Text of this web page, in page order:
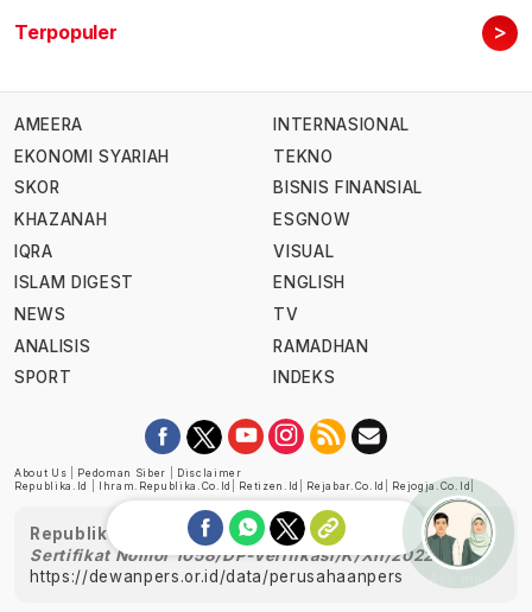
Terpopuler >
AMEERA
EKONOMI SYARIAH
SKOR
KHAZANAH
IQRA
ISLAM DIGEST
NEWS
ANALISIS
SPORT
INTERNASIONAL
TEKNO
BISNIS FINANSIAL
ESGNOW
VISUAL
ENGLISH
TV
RAMADHAN
INDEKS
About Us Pedoman Siber
Disclaimer
Republika.id
Ihram.republika.co.id Retizen.id Rejabar.co.id Rejogja.co.id
Republika telah diverifikasi oleh Dewan Pers
Sertifikat Nomor 1058/DP-Verifikasi/K/XII/2022
https://dewanpers.or.id/data/perusahaanpers
Ask me!